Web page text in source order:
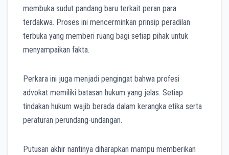
membuka sudut pandang baru terkait peran para
terdakwa. Proses ini mencerminkan prinsip peradilan
terbuka yang memberi ruang bagi setiap pihak untuk
menyampaikan fakta.
Perkara ini juga menjadi pengingat bahwa profesi
advokat memiliki batasan hukum yang jelas. Setiap
tindakan hukum wajib berada dalam kerangka etika serta
peraturan perundang-undangan.
Putusan akhir nantinya diharapkan mampu memberikan